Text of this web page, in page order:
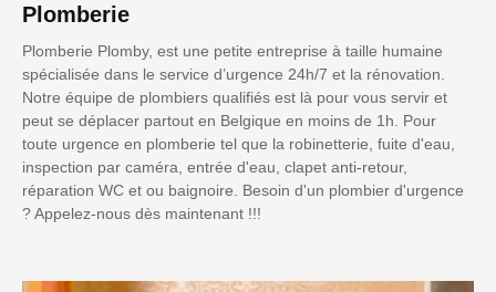
Plomberie
Plomberie Plomby, est une petite entreprise à taille humaine
spécialisée dans le service d’urgence 24h/7 et la rénovation.
Notre équipe de plombiers qualifiés est là pour vous servir et
peut se déplacer partout en Belgique en moins de 1h. Pour
toute urgence en plomberie tel que la robinetterie, fuite d'eau,
inspection par caméra, entrée d'eau, clapet anti-retour,
réparation WC et ou baignoire. Besoin d'un plombier d'urgence
? Appelez-nous dès maintenant !!!